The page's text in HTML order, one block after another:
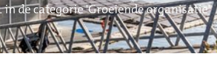
in de categorie 'Groeiende organisatie'